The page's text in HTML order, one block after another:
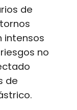
de
intensos
no
de